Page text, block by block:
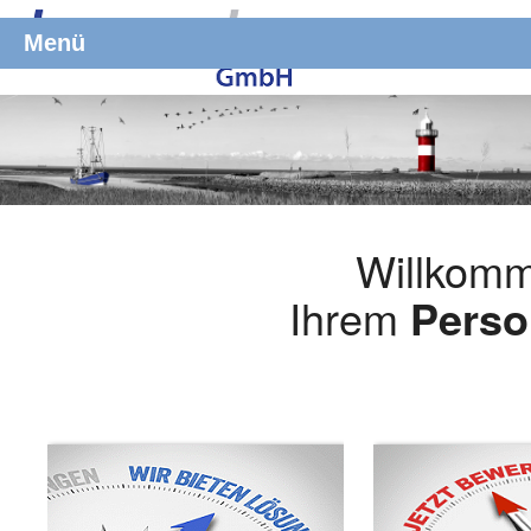
Menü
Ihrem